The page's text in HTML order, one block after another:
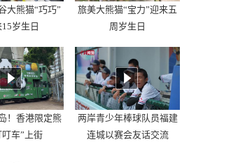
大熊猫“巧巧”
岁生日
旅美大熊猫“宝力”迎来五
周岁生日
！香港限定熊
叮车”上街
两岸青少年棒球队员福建
连城以赛会友话交流